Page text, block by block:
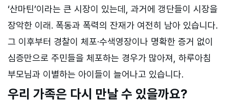
‘산마틴’이라는 큰 시장이 있는데, 과거에 갱단들이 시장을
장악한 이래. 폭동과 폭력의 잔재가 여전히 남아 있습니다.
그 이후부터 경찰이 체포·수색영장이나 명확한 증거 없이
심증만으로 주민들을 체포하는 경우가 많아져, 하루아침
부모님과 이별하는 아이들이 늘어나고 있습니다.
우리 가족은 다시 만날 수 있을까요?